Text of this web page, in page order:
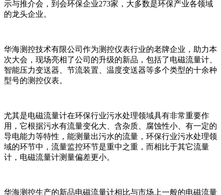
示与推介会，到会环保企业273家，大多数是环保产业各领域
的龙头企业。
华海测控技术有限公司作为测控仪表行业的老牌企业，助力本
次大会，现场亮相了公司的升级的新品，包括了电磁流量计、
智能压力变送器、节流装置、温度变送器等多个类型的十余种
型号的测控仪表。
尤其是电磁流量计在环保行业污水处理领域具有非常重要作
用，它根据污水有流量变化大、含杂质、腐蚀性小、有一定的
导电能力等特性，能测量出污水的流量，环保行业污水处理领
域的环节中，流量监控环节是重中之重，而相比于其它流量
计，电磁流量计测量偏差更小。
华海测控生产的新品电磁流量计相比与市场上一般的电磁流量